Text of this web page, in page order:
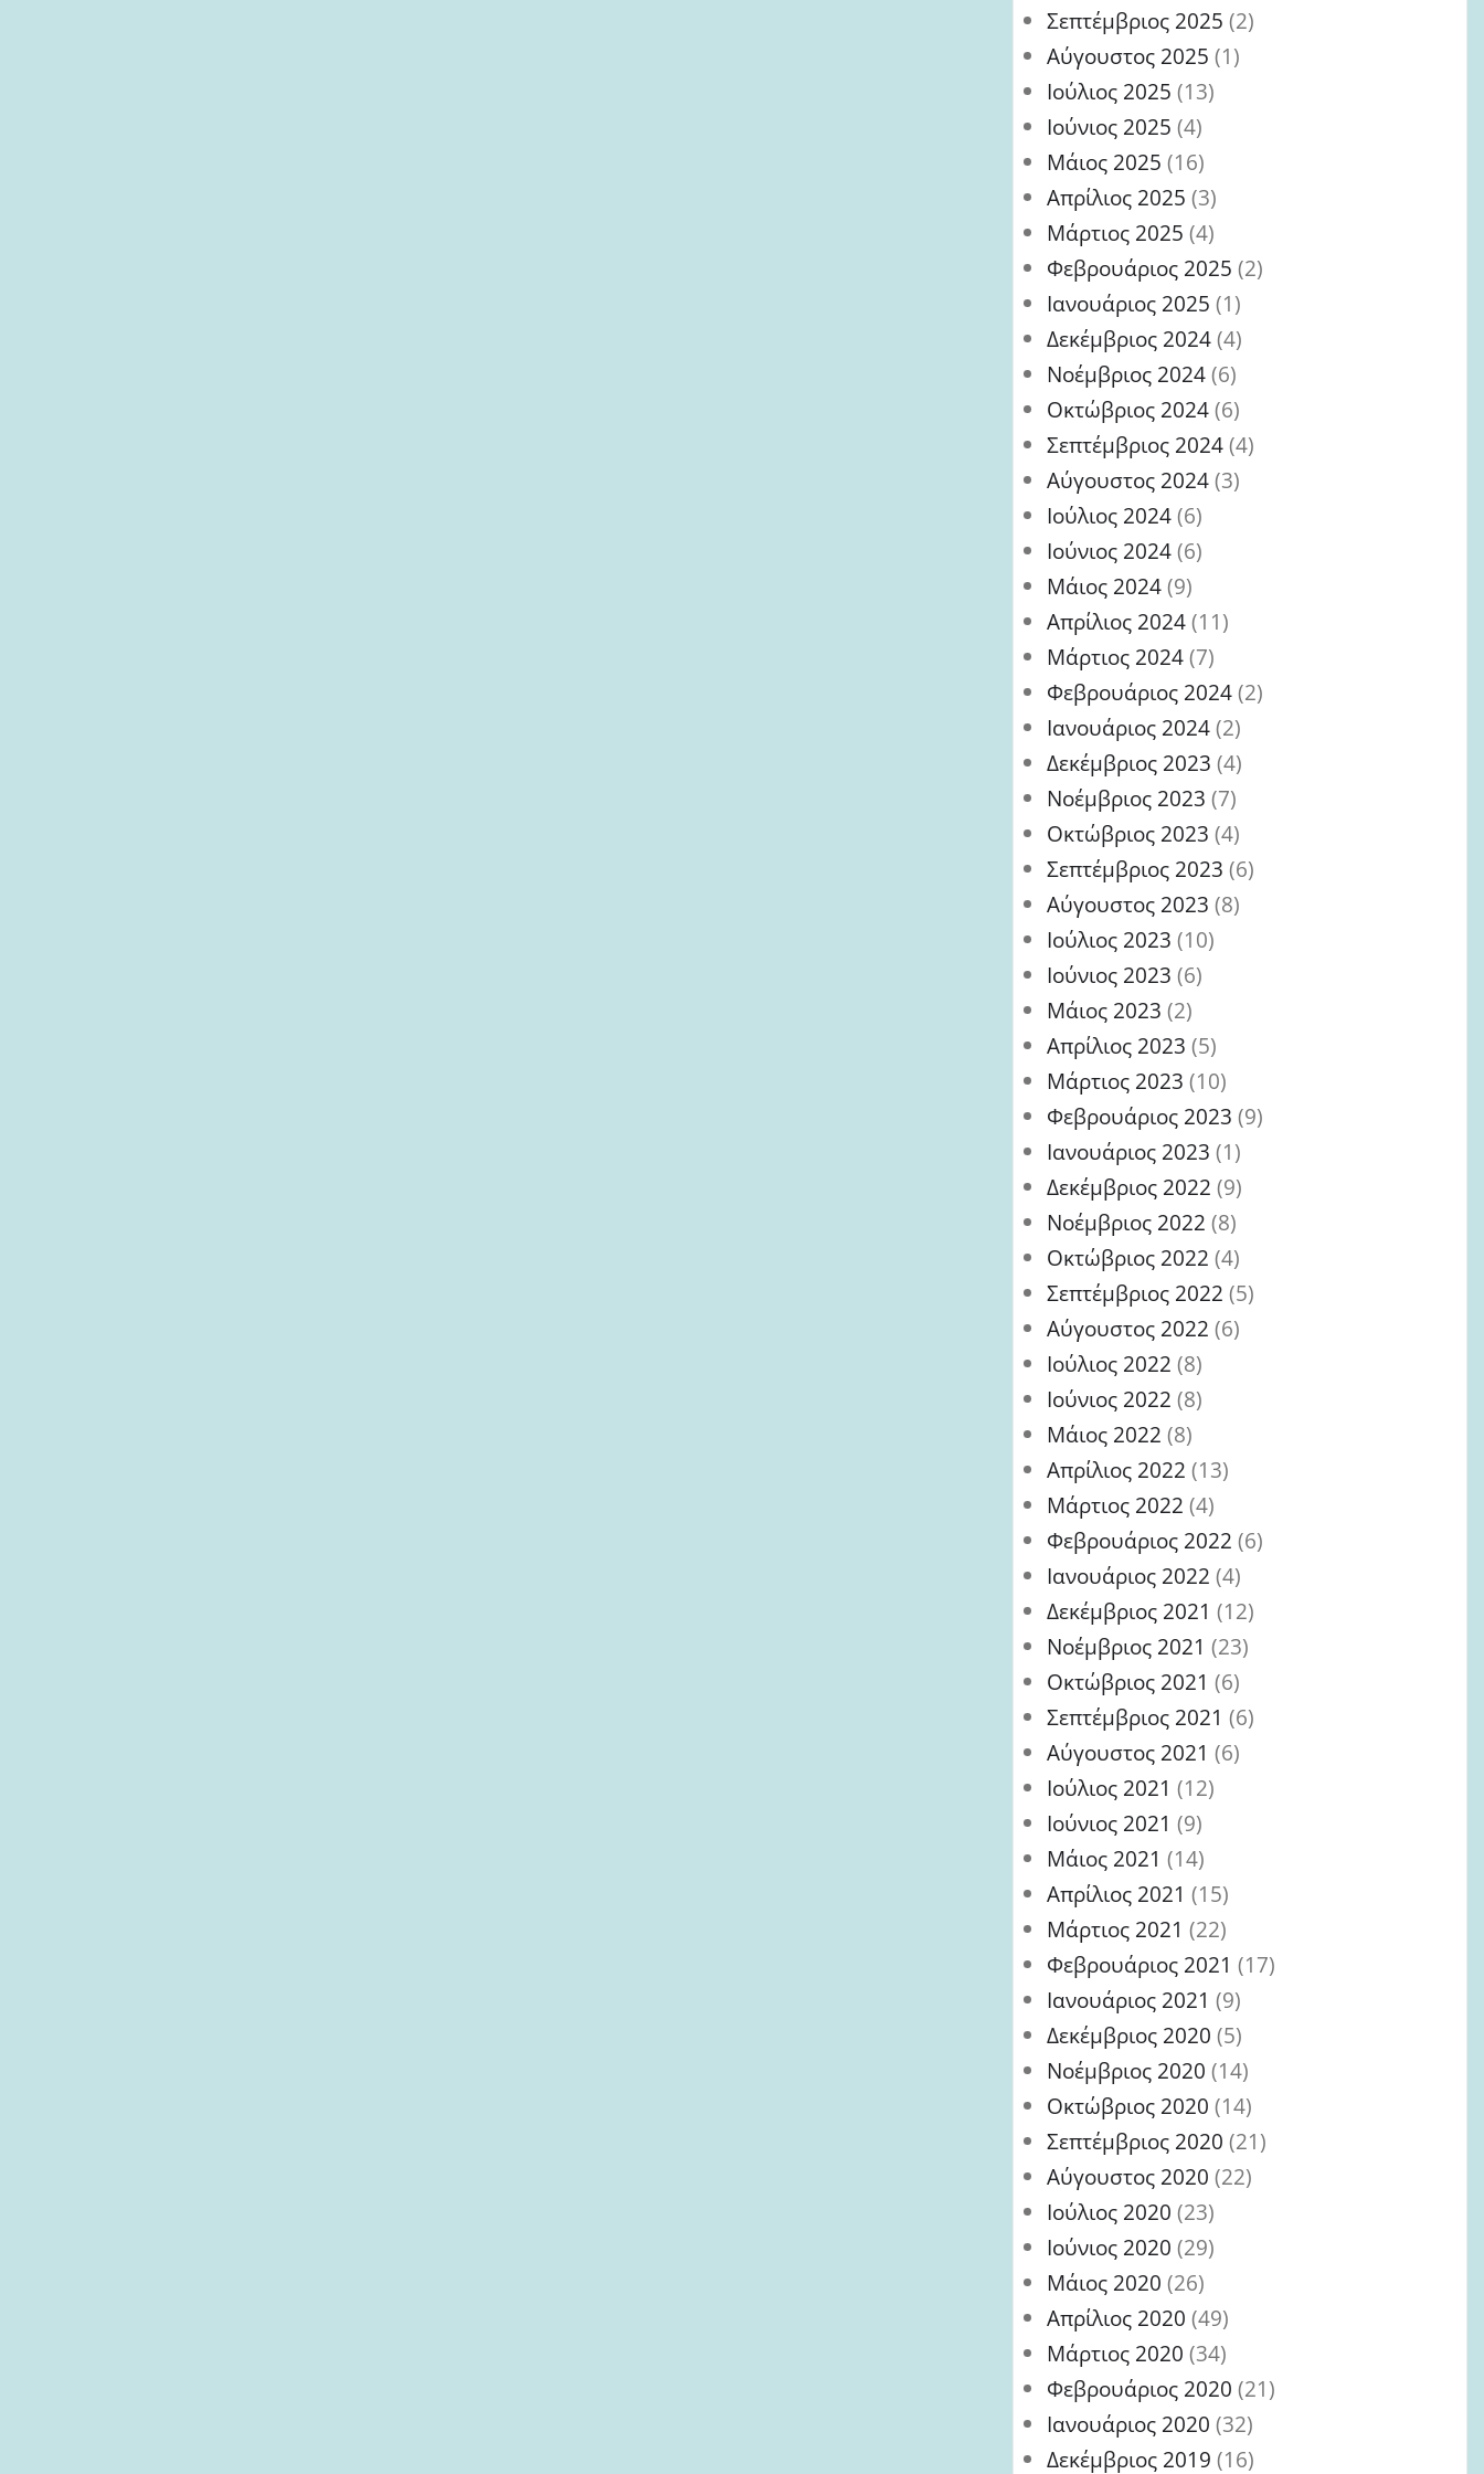
Σεπτέμβριος 2025 (2)
Αύγουστος 2025 (1)
Ιούλιος 2025 (13)
Ιούνιος 2025 (4)
Μάιος 2025 (16)
Απρίλιος 2025 (3)
Μάρτιος 2025 (4)
Φεβρουάριος 2025 (2)
Ιανουάριος 2025 (1)
Δεκέμβριος 2024(4)
Νοέμβριος 2024(6)
Οκτώβριος 2024(6)
Σεπτέμβριος 2024(4)
Αύγουστος 2024(3)
Ιούλιος 2024(6)
Ιούνιος 2024(6)
Μάιος 2024(9)
Απρίλιος 2024(11)
Μάρτιος 2024(7)
Φεβρουάριος 2024(2)
Ιανουάριος 2024(2)
Δεκέμβριος 2023 (4)
Νοέμβριος 2023 (7)
Οκτώβριος 2023 (4)
Σεπτέμβριος 2023 (6)
Αύγουστος 2023 (8)
Ιούλιος 2023 (10)
Ιούνιος 2023 (6)
Μάιος 2023 (2)
Απρίλιος 2023 (5)
Μάρτιος 2023 (10)
Φεβρουάριος 2023 (9)
Ιανουάριος 2023 (1)
Δεκέμβριος 2022 (9)
Νοέμβριος 2022 (8)
Οκτώβριος 2022 (4)
Σεπτέμβριος 2022 (5)
Αύγουστος 2022 (6)
Ιούλιος 2022 (8)
Ιούνιος 2022 (8)
Μάιος 2022 (8)
Απρίλιος 2022 (13)
Μάρτιος 2022 (4)
Φεβρουάριος 2022 (6)
Ιανουάριος 2022 (4)
Δεκέμβριος 2021 (12)
Νοέμβριος 2021 (23)
Οκτώβριος 2021 (6)
Σεπτέμβριος 2021 (6)
Αύγουστος 2021 (6)
Ιούλιος 2021 (12)
Ιούνιος 2021 (9)
Μάιος 2021 (14)
Απρίλιος 2021 (15)
Μάρτιος 2021 (22)
Φεβρουάριος 2021 (17)
Ιανουάριος 2021 (9)
Δεκέμβριος 2020 (5)
Νοέμβριος 2020 (14)
Οκτώβριος 2020 (14)
Σεπτέμβριος 2020 (21)
Αύγουστος 2020 (22)
Ιούλιος 2020 (23)
Ιούνιος 2020 (29)
Μάιος 2020 (26)
Απρίλιος 2020 (49)
Μάρτιος 2020 (34)
Φεβρουάριος 2020 (21)
Ιανουάριος 2020 (32)
Δεκέμβριος 2019 (16)